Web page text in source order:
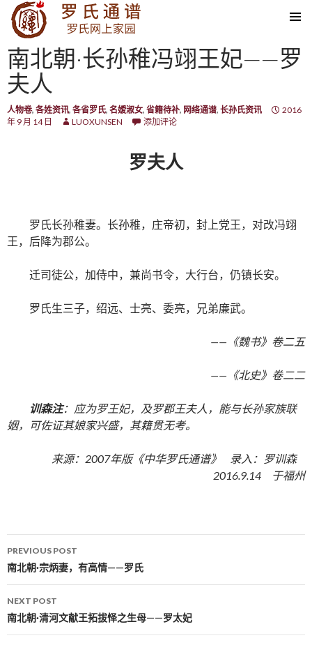
SKIP TO CONTENT
南北朝·长孙稚冯翊王妃——罗
夫人
人物卷, 各姓资讯, 各省罗氏, 名嫒淑女, 省籍待补, 网络通谱, 长孙氏资讯
2016
年 9 月 14 日
LUOXUNSEN 添加评论
罗夫人
罗氏长孙稚妻。长孙稚，庄帝初，封上党王，对改冯翊
王，后降为郡公。
迁司徒公，加侍中，兼尚书令，大行台，仍镇长安。
罗氏生三子，绍远、士亮、委亮，兄弟廉武。
——《魏书》卷二五
——《北史》卷二二
训森注：应为罗王妃，及罗郡王夫人，能与长孙家族联
姻，可佐证其娘家兴盛，其籍贯无考。
来源：2007年版《中华罗氏通谱》 录入：罗训森
2016.9.14 于福州
Post navigation
PREVIOUS POST
南北朝·宗炳妻，有高情——罗氏
NEXT POST
南北朝·清河文献王拓拔怿之生母——罗太妃